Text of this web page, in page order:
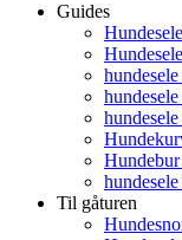
Guides
Til gåturen